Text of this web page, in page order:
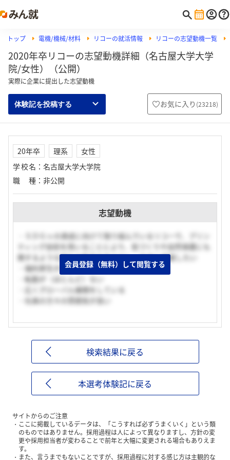
トップ 電機/機械/材料 リコーの就活情報 リコーの志望動機一覧
2020年卒リコーの志望動機詳細（名古屋大学大学
院/女性）（公開）
実際に企業に提出した志望動機
体験記を投稿する お気に入り (23218)
20年卒 理系
女性
学校名 ： 名古屋大学大学院
職種 ： 非公開
志望動機
・ＳＤＧｓの達成に向けて取り組んでいるリコーで、プリン
ティング技術を用いることにより、街づくりや自然保護にも
関するような新たな製品を生みだし、社会に貢献したい
・福利厚生がよい
・転勤が（ほとんど）ない
・広くグローバル展開をしている
・社員の方々の雰囲気が良い
会員登録（無料）して閲覧する
検索結果に戻る
本選考体験記に戻る
サイトからのご注意
ここに掲載しているデータは、「こうすれば必ずうまくいく」という類
のものではありません。採用過程は人によって異なりますし、方針の変
更や採用担当者が変わることで前年と大幅に変更される場合もありえま
す。
また、言うまでもないことですが、採用過程に対する感じ方は主観的な